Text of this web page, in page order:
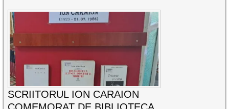
SCRIITORUL ION CARAION